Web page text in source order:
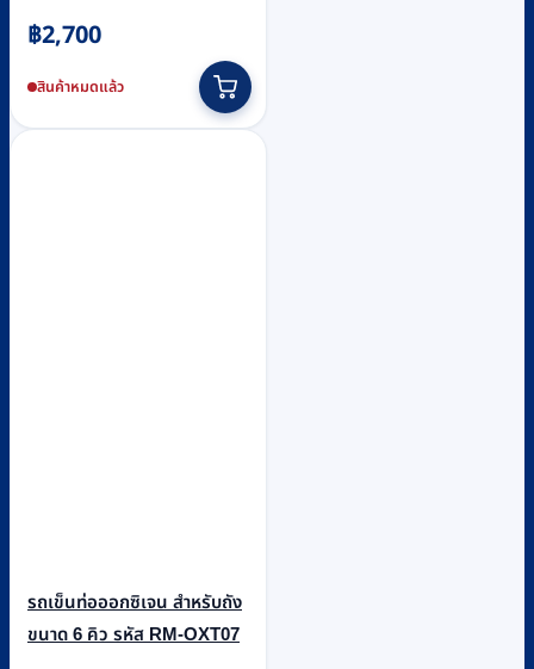
฿2,700
สินค้าหมดแล้ว
รถเข็นท่อออกซิเจน สำหรับถัง
ขนาด 6 คิว รหัส RM-OXT07